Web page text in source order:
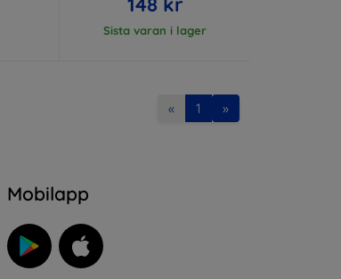
Sista varan i lager
« 1 »
Mobilapp